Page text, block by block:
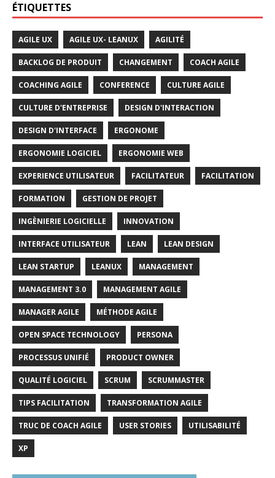
ÉTIQUETTES
AGILE UX AGILE UX- LEANUX AGILITÉ
BACKLOG DE PRODUIT CHANGEMENT COACH AGILE
COACHING AGILE CONFERENCE CULTURE AGILE
CULTURE D'ENTREPRISE DESIGN D'INTERACTION
DESIGN D'INTERFACE ERGONOME
ERGONOMIE LOGICIEL ERGONOMIE WEB
EXPERIENCE UTILISATEUR FACILITATEUR FACILITATION
FORMATION GESTION DE PROJET
INGÈNIERIE LOGICIELLE INNOVATION
INTERFACE UTILISATEUR LEAN LEAN DESIGN
LEAN STARTUP LEANUX MANAGEMENT
MANAGEMENT 3.0 MANAGEMENT AGILE
MANAGER AGILE MÉTHODE AGILE
OPEN SPACE TECHNOLOGY PERSONA
PROCESSUS UNIFIÉ PRODUCT OWNER
QUALITÉ LOGICIEL SCRUM SCRUMMASTER
TIPS FACILITATION TRANSFORMATION AGILE
TRUC DE COACH AGILE USER STORIES UTILISABILITÉ
XP